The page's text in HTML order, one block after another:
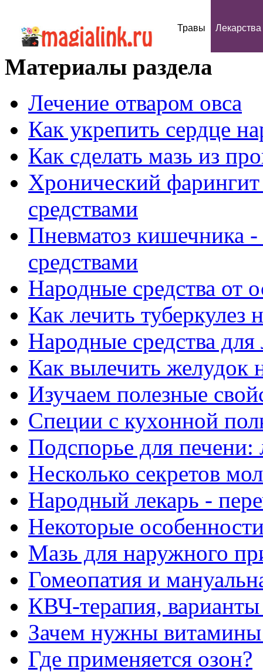
Травы Лекарства
Материалы раздела
Лечение отваром овса
Как укрепить сердце
Как сделать мазь из
Хронический
средствами
Пневматоз кишечника
средствами
Народные средства от
Как лечить
Народные средства
Как вылечить желудок
Изучаем полезные
Специи с кухонной
Подспорье для печени:
Несколько секретов
Народный лекарь -
Некоторые
Мазь для наружного
Гомеопатия и
КВЧ-терапия,
Зачем нужны
Где применяется озон?